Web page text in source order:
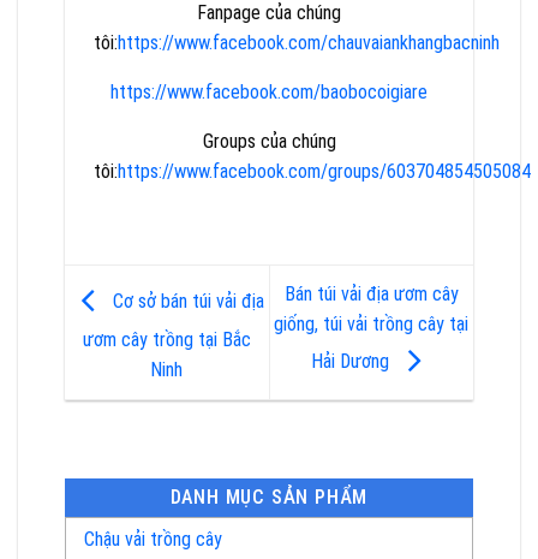
Fanpage của chúng
tôi:https://www.facebook.com/chauvaiankhangbacninh
https://www.facebook.com/baobocoigiare
Groups của chúng
tôi:https://www.facebook.com/groups/603704854505084
Cơ sở bán túi vải địa
ươm cây trồng tại Bắc
Ninh
Bán túi vải địa ươm cây
giống, túi vải trồng cây tại
Hải Dương
DANH MỤC SẢN PHẨM
Chậu vải trồng cây